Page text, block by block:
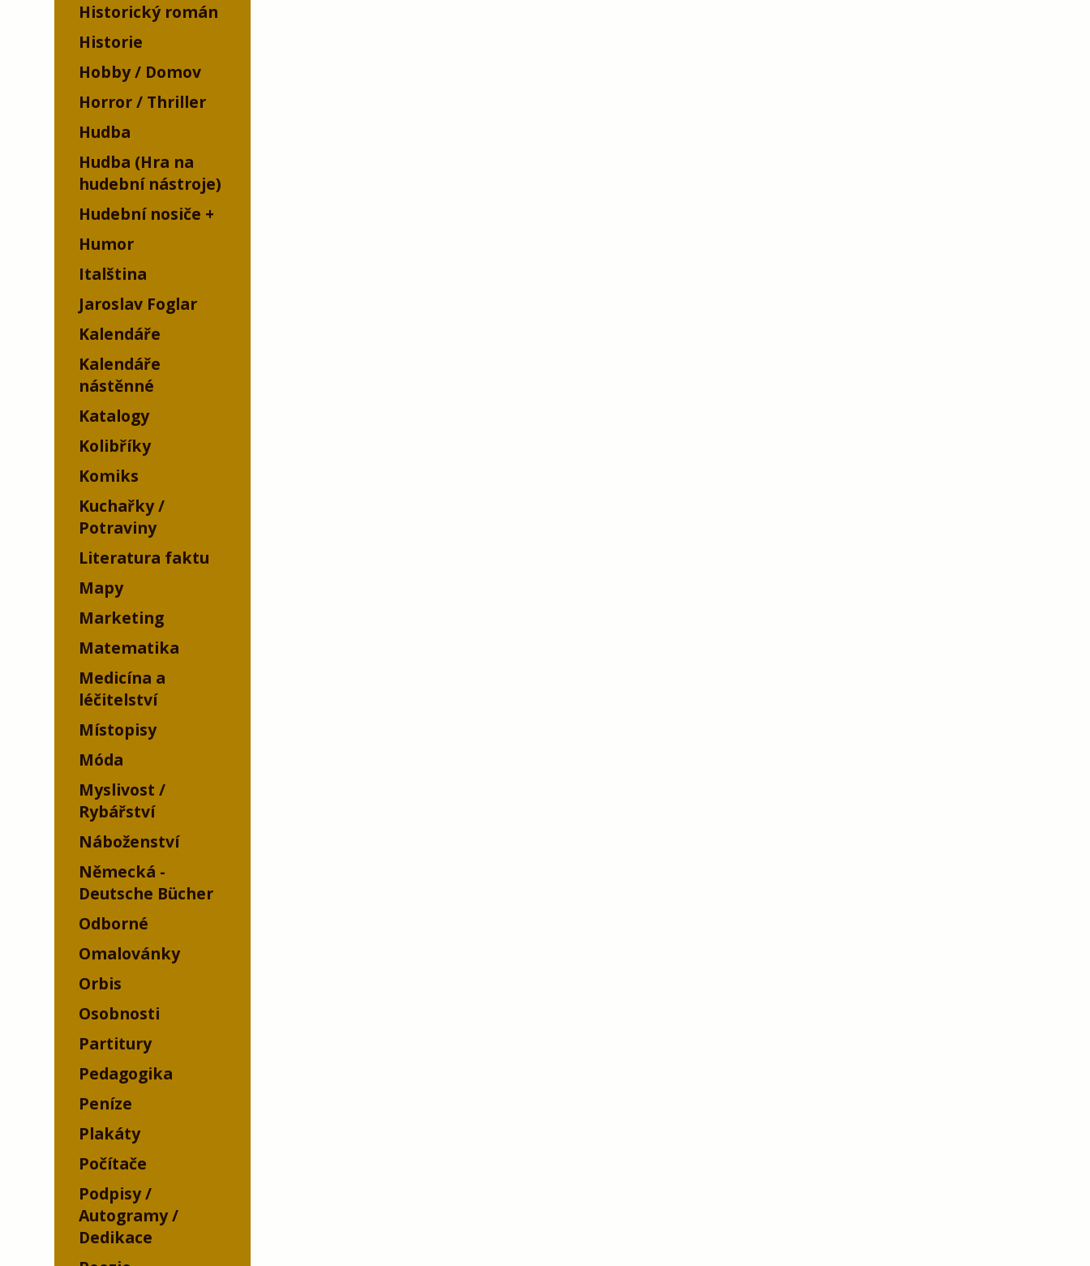
Historický román
Historie
Hobby / Domov
Horror / Thriller
Hudba
Hudba (Hra na
hudební nástroje)
Hudební nosiče
Humor
Italština
Jaroslav Foglar
Kalendáře
Kalendáře
nástěnné
Katalogy
Kolibříky
Komiks
Kuchařky /
Potraviny
Literatura faktu
Mapy
Marketing
Matematika
Medicína a
léčitelství
Místopisy
Móda
Myslivost /
Rybářství
Náboženství
Německá -
Deutsche Bücher
Odborné
Omalovánky
Orbis
Osobnosti
Partitury
Pedagogika
Peníze
Plakáty
Počítače
Podpisy /
Autogramy /
Dedikace